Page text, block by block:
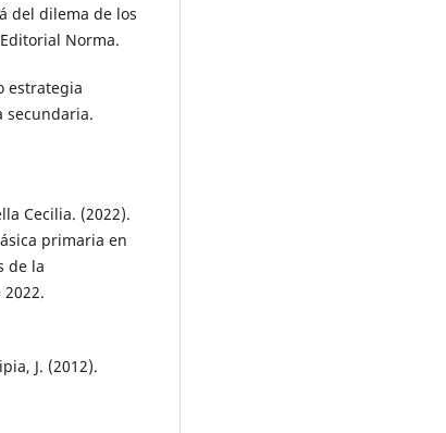
del dilema de los
Norma.
estrategia
secundaria.
Cecilia. (2022).
primaria en
de la
J. (2012).